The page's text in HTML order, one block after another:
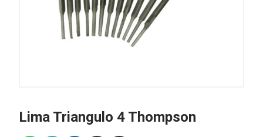
Lima Triangulo 4 Thompson